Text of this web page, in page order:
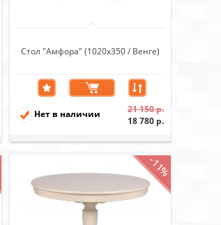
Стол "Амфора" (1020х350 / Венге)
Нет в наличии
21 150 р.
18 780 р.
-11%